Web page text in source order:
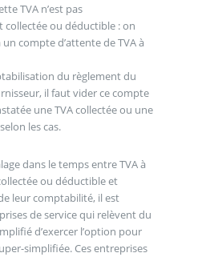
TVA n’est pas
ou déductible : on
compte d’attente de TVA à
du règlement du
il faut vider ce compte
une TVA collectée ou une
les cas.
dans le temps entre TVA à
ou déductible et
leur comptabilité, il est
de service qui relèvent du
d’exercer l’option pour
simplifiée. Ces entreprises